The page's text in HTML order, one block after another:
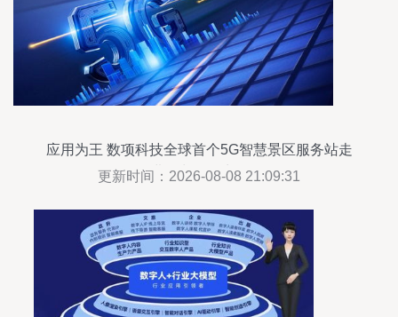
应用为王 数项科技全球首个5G智慧景区服务站走
进寻常百姓生活
更新时间：2026-08-08 21:09:31